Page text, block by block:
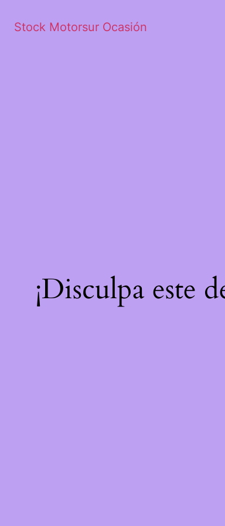
Stock Motorsur Ocasión
¡Disculpa este